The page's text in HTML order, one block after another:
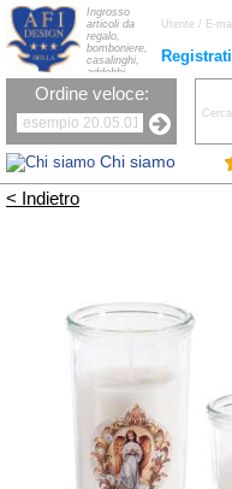
Chi siamo
Registrati
Ingrosso
articoli da
regalo,
bomboniere,
casalinghi,
addobbi
natalizi, nastri,
oggettistica,
la tavola, fiori
artificiali e
candele.
Ordine veloce:
< Indietro